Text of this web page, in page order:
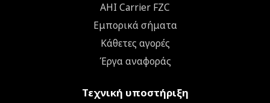
AHI Carrier FZC
Εμπορικά σήματα
Κάθετες αγορές
Έργα αναφοράς
Τεχνική υποστήριξη